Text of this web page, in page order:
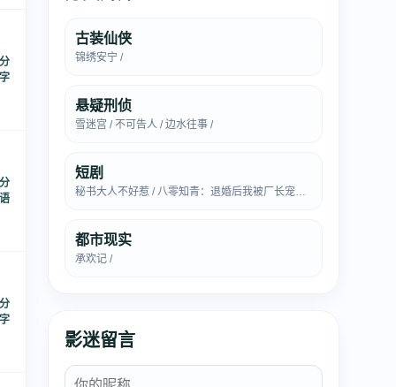
古装仙侠
锦绣安宁 /
悬疑刑侦
雪迷宫 / 不可告人 / 边水往事 /
短剧
秘书大人不好惹 / 八零知青：退婚后我被厂长宠上天 / 我的宝宝是全网最强剧透君 / 一笔虚妄录 /
都市现实
承欢记 /
影迷留言